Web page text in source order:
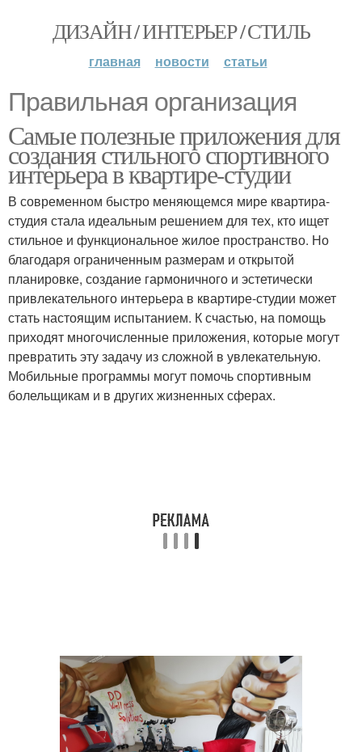
ДИЗАЙН / ИНТЕРЬЕР / СТИЛЬ
главная новости статьи
Правильная организация
Самые полезные приложения для
создания стильного спортивного
интерьера в квартире-студии
В современном быстро меняющемся мире квартира-
студия стала идеальным решением для тех, кто ищет
стильное и функциональное жилое пространство. Но
благодаря ограниченным размерам и открытой
планировке, создание гармоничного и эстетически
привлекательного интерьера в квартире-студии может
стать настоящим испытанием. К счастью, на помощь
приходят многочисленные приложения, которые могут
превратить эту задачу из сложной в увлекательную.
Мобильные программы могут помочь спортивным
болельщикам и в других жизненных сферах.